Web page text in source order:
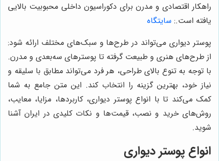
راهکار اقتصادی و مدرن برای دکوراسیون داخلی محبوبیت بالایی
یافته است.: سایتگاه
پوستر دیواری می‌تواند در طرح‌ها و سبک‌های مختلف ارائه شود:
از طرح‌های هنری و طبیعت گرفته تا پوسترهای سه‌بعدی و مدرن.
با توجه به تنوع بالای طراحی، هر فرد می‌تواند مطابق با سلیقه و
نیاز خود، بهترین گزینه را انتخاب کند. این متن جامع به شما
کمک می‌کند تا با انواع پوستر دیواری، کاربردها، مزایا، معایب،
روش‌های خرید و نصب، قیمت‌ها و نکات کلیدی در ایران آشنا
شوید.
انواع پوستر دیواری